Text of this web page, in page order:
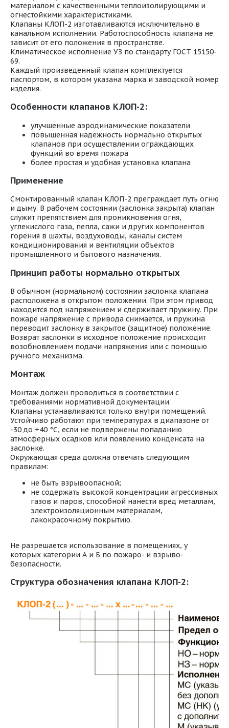
материалом с качественными теплоизолирующими и
огнестойкими характеристиками.
Клапаны КЛОП-2 изготавливаются исключительно в
канальном исполнении. Работоспособность клапана не
зависит от его положения в пространстве.
Климатическое исполнение УЗ по стандарту ГОСТ 15150-
69.
Каждый произведенный клапан комплектуется
паспортом, в котором указана марка и заводской номер
изделия.
Особенности клапанов КЛОП-2:
улучшенные аэродинамические показатели
повышенная надежность нормально открытых
клапанов при осуществлении ограждающих
функций во время пожара
более простая и удобная установка клапана
Применение
Смонтированный клапан КЛОП-2 преграждает путь огню
и дыму. В рабочем состоянии (заслонка закрыта) клапан
служит препятствием для проникновения огня,
углекислого газа, пепла, сажи и других компонентов
горения в шахты, воздуховоды, каналы систем
кондиционирования и вентиляции объектов
промышленного и бытового назначения.
Принцип работы нормально открытых
В обычном (нормальном) состоянии заслонка клапана
расположена в открытом положении. При этом привод
находится под напряжением и сдерживает пружину. При
пожаре напряжение с привода снимается, и пружина
переводит заслонку в закрытое (защитное) положение.
Возврат заслонки в исходное положение происходит
возобновлением подачи напряжения или с помощью
ручного механизма.
Монтаж
Монтаж должен проводиться в соответствии с
требованиями нормативной документации.
Клапаны устанавливаются только внутри помещений.
Устойчиво работают при температурах в диапазоне от
-30 до +40 °С, если не подвержены попаданию
атмосферных осадков или появлению конденсата на
заслонке.
Окружающая среда должна отвечать следующим
правилам:
не быть взрывоопасной;
не содержать высокой концентрации агрессивных
газов и паров, способной нанести вред металлам,
электроизоляционным материалам,
лакокрасочному покрытию.
Не разрешается использование в помещениях, у
которых категории А и Б по пожаро- и взрыво-
безопасности.
Структура обозначения клапана КЛОП-2: